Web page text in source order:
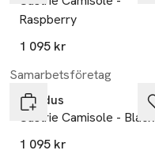
Raspberry
1 095 kr
Samarbetsföretag
Residus
Castrie Camisole - Black
1 095 kr